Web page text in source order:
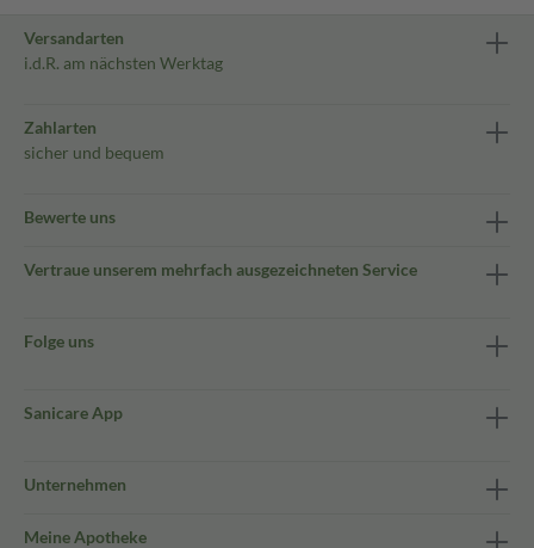
Versandarten
i.d.R. am nächsten Werktag
Zahlarten
sicher und bequem
Bewerte uns
Vertraue unserem mehrfach ausgezeichneten Service
Folge uns
Sanicare App
Unternehmen
Meine Apotheke